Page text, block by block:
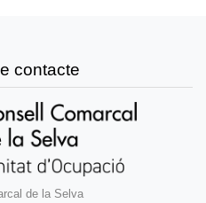
contacte
de la Selva